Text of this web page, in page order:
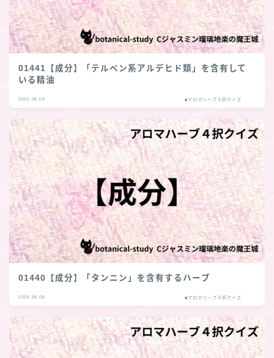
01441【成分】「テルペン系アルデヒド類」を含有して
いる精油
2026.08.09 ■アロマハーブ４択クイズ
01440【成分】「タンニン」を含有するハーブ
2026.08.08 ■アロマハーブ４択クイズ